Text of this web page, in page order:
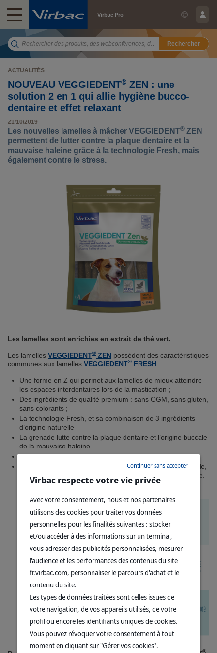
Virbac Pro
Rechercher
ACTUALITÉS
NOUVEAU VEGGIEDENT® ZEN : une
solution 2 en 1 qui allie hygiène bucco-
dentaire et effet relaxant
21/10/2019
Les nouvelles lamelles à mâcher VEGGIEDENT® ZEN
permettent de lutter contre la plaque dentaire et la
mauvaise haleine grâce à la technologie Fresh, mais
également contre le stress.
Les lamelles sont enrichies en extrait de thé vert.
Les lamelles VEGGIEDENT® ZEN possèdent des caractéristiques
communes aux lamelles VEGGIEDENT® FRESH :
Une forme en Z qui permet aux lamelles de mieux atteindre
les espaces interdentaires lors de la mastication ;
Des ingrédients de qualité premium : sans OGM, sans gluten,
sans colorants ;
La technologie Fresh, et sa combinaison de 3 ingrédients
d’origine naturelle :
La grenade lutte contre la plaque dentaire et l’origine buccale
de la mauvaise haleine ;
Ll’erythritol apporte son effet fraicheur ;
L’inuline, aide au maintien de l’équilibre de la flore intestinale,
luttant ainsi contre l’origine digestive de la mauvaise haleine.
®
Virbac respecte votre vie privée
Avec votre consentement, nous et nos partenaires
utilisons des cookies pour traiter vos données
personnelles pour les finalités suivantes : stocker
et/ou accéder à des informations sur un terminal,
vous adresser des publicités personnalisées, mesurer
l'audience et les performances des contenus du site
fr.virbac.com, personnaliser le parcours d'achat et le
contenu du site.
Les types de données traitées sont celles issues de
votre navigation, de vos appareils utilisés, de votre
profil ou encore les identifiants uniques de cookies.
Vous pouvez révoquer votre consentement à tout
moment en cliquant sur "Gérer vos cookies".
Continuer sans accepter